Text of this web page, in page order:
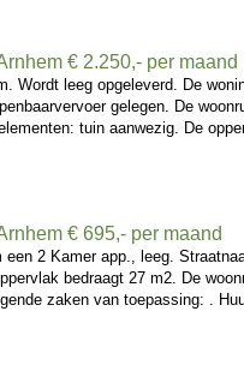
€ 2.250,- per maand
Wordt leeg opgeleverd. De
gelegen. De
tuin aanwezig. De
€ 695,- per maand
een 2 Kamer app., leeg.
bedraagt 27 m2. De
zaken van toepassing: .